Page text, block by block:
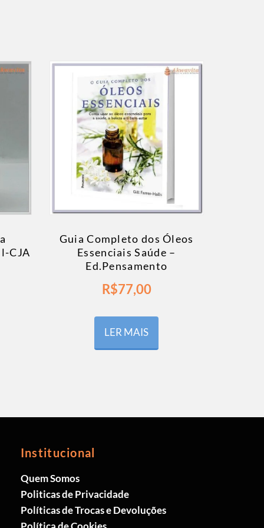
CJA
Guia Completo dos Óleos
Essenciais Saúde –
Ed.Pensamento
R$77,00
LER MAIS
Institucional
Quem Somos
Politicas de Privacidade
Políticas de Trocas e Devoluções